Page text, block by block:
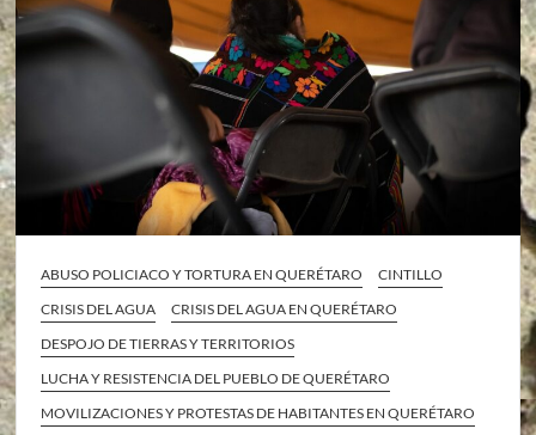
ABUSO POLICIACO Y TORTURA EN QUERÉTARO
CINTILLO
CRISIS DEL AGUA
CRISIS DEL AGUA EN QUERÉTARO
DESPOJO DE TIERRAS Y TERRITORIOS
LUCHA Y RESISTENCIA DEL PUEBLO DE QUERÉTARO
MOVILIZACIONES Y PROTESTAS DE HABITANTES EN QUERÉTARO